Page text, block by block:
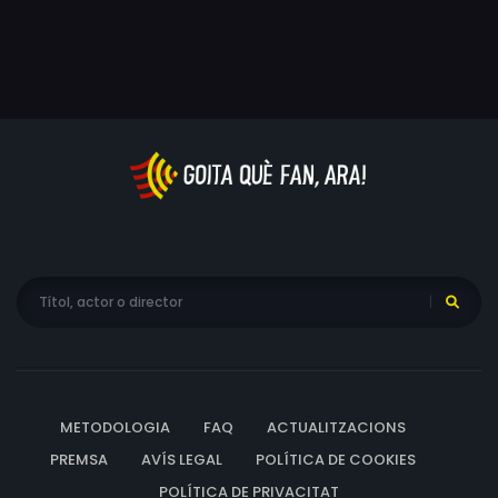
METODOLOGIA FAQ
ACTUALITZACIONS
PREMSA
AVÍS LEGAL
POLÍTICA DE COOKIES
POLÍTICA DE PRIVACITAT